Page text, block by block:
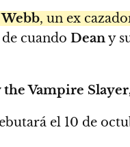
, un ex
cuando Deany
Vampire
el 10 de